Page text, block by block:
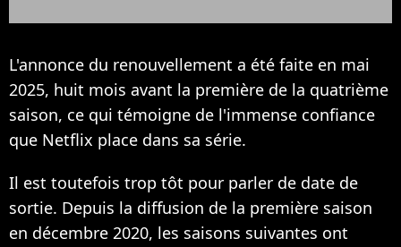
L'annonce du renouvellement a été faite en mai
2025, huit mois avant la première de la quatrième
saison, ce qui témoigne de l'immense confiance
que Netflix place dans sa série.
Il est toutefois trop tôt pour parler de date de
sortie. Depuis la diffusion de la première saison
en décembre 2020, les saisons suivantes ont